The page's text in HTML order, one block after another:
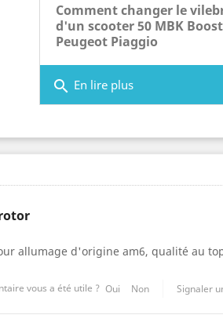
Comment changer le
d'un scooter 50 MBK
Peugeot Piaggio
search En lire plus
allumage d'origine am6, qualité au
vous a été utile ? Oui Non Signaler